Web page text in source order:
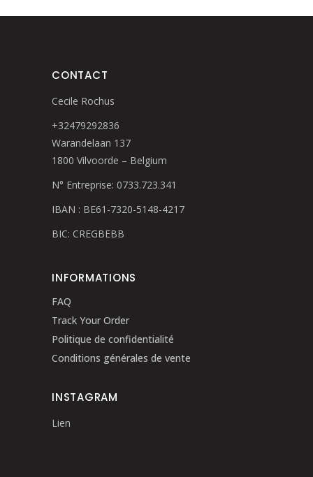
CONTACT
Cecile Rochus
+32479292836
Warandelaan 137
1800 Vilvoorde – Belgium
N° Entreprise: 0733.723.341
IBAN : BE61-7320-5148-4217
BIC: CREGBEBB
INFORMATIONS
FAQ
Track Your Order
Politique de confidentialité
Conditions générales de vente
INSTAGRAM
Lien